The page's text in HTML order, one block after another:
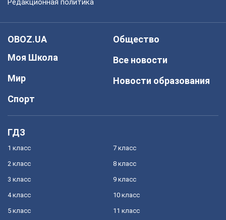
Редакционная политика
OBOZ.UA
Моя Школа
Мир
Спорт
Общество
Все новости
Новости образования
ГДЗ
1 класс
2 класс
3 класс
4 класс
5 класс
7 класс
8 класс
9 класс
10 класс
11 класс